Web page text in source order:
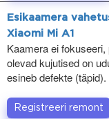
Esikaamera
Xiaomi Mi A1
Kaamera ei fokuseeri,
olevad kujutised on
esineb defekte (täpid).
Registreeri remont